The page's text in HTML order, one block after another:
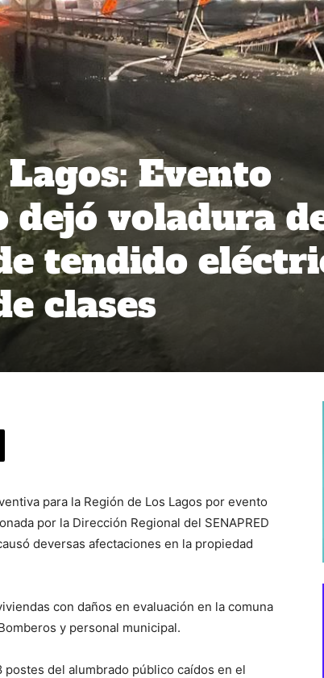
Evento
dejó voladura
tendido
clases
para la Región de Los Lagos por evento
por la Dirección Regional del SENAPRED
deversas afectaciones en la propiedad
con daños en evaluación en la comuna
y personal municipal.
del alumbrado público caídos en el